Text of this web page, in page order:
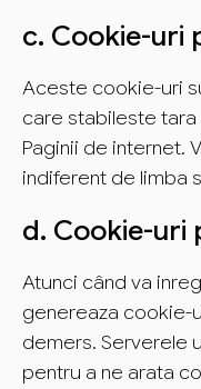
c. Cookie-uri
Aceste cookie-uri
care stabileste
Paginii de internet.
indiferent de limba
d. Cookie-uri
Atunci când va
genereaza cookie-
demers. Serverele
pentru a ne arata